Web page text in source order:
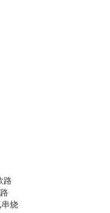
路
串烧